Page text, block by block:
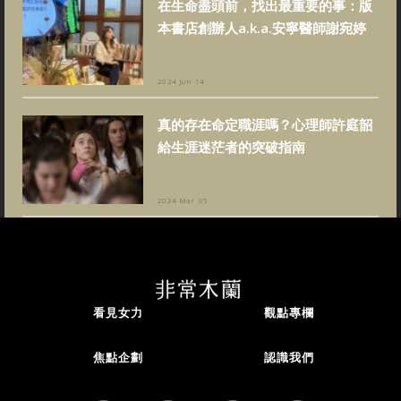
在生命盡頭前，找出最重要的事：版
本書店創辦人a.k.a.安寧醫師謝宛婷
2024 Jun 14
真的存在命定職涯嗎？心理師許庭韶
給生涯迷茫者的突破指南
2024 Mar 05
看見女力 觀點專欄
焦點企劃 認識我們